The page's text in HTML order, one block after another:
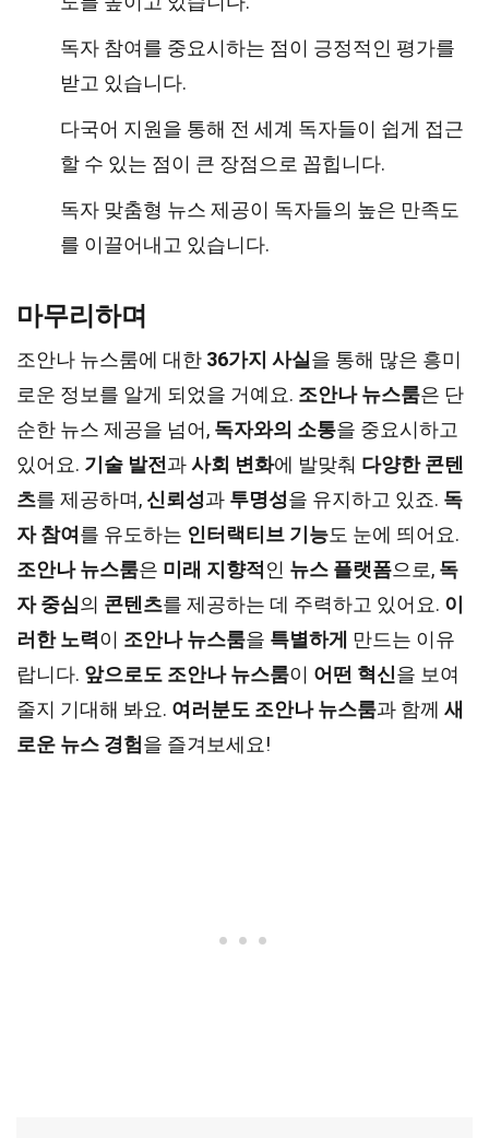
독자 참여를 중요시하는 점이 긍정적인 평가를
받고 있습니다.
다국어 지원을 통해 전 세계 독자들이 쉽게 접근
할 수 있는 점이 큰 장점으로 꼽힙니다.
독자 맞춤형 뉴스 제공이 독자들의 높은 만족도
를 이끌어내고 있습니다.
마무리하며
조안나 뉴스룸에 대한 36가지 사실 을 통해 많은 흥미
로운 정보를 알게 되었을 거예요. 조안나 뉴스룸은 단
순한 뉴스 제공을 넘어, 독자와의 소통을 중요시하고
있어요. 기술 발전 과사회 변화에 발맞춰 다양한 콘텐
츠를 제공하며, 신뢰성과 투명성을 유지하고 있죠. 독
자 참여 를 유도하는 인터랙티브 기능도 눈에 띄어요.
조안나 뉴스룸은 미래 지향적 인 뉴스 플랫폼으로, 독
자 중심의 콘텐츠를 제공하는 데 주력하고 있어요. 이
러한 노력이 조안나 뉴스룸을 특별하게 만드는 이유
랍니다. 앞으로도 조안나 뉴스룸이 어떤 혁신을 보여
줄지 기대해 봐요. 여러분도 조안나 뉴스룸과 함께 새
로운 뉴스 경험을 즐겨보세요!